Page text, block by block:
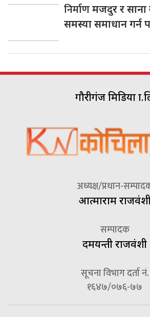
निर्माणमजदुर र साना
समस्या समाधान गर्न
गौरीगंज मिडिया
अध्यक्ष/प्रधान-
आत्माराम
सम्पादक
दमयन्ती राजवंशी
सूचना विभाग दर्ता नं.
१६४७/०७६-७७